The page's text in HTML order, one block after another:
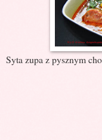
Syta zupa z pysznym